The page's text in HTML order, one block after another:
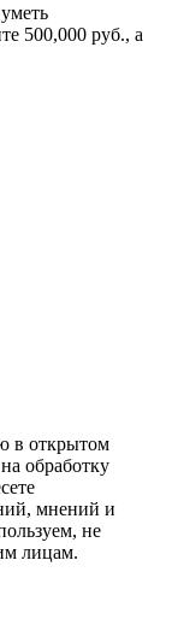
500,000 руб., а
в открытом
обработку
мнений и
не
лицам.